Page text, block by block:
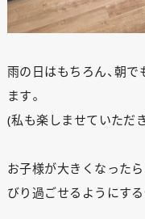
雨の日はもちろん、朝
ます。
(私も楽しませていただ
お子様が大きくなった
びり過ごせるようにす